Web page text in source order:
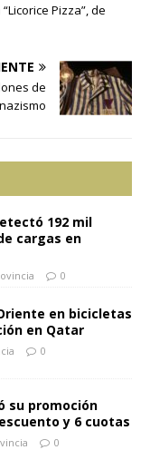
Pizza”, de
de
192 mil
cargas en
0
en bicicletas
en Qatar
0
su promoción
y 6 cuotas
0